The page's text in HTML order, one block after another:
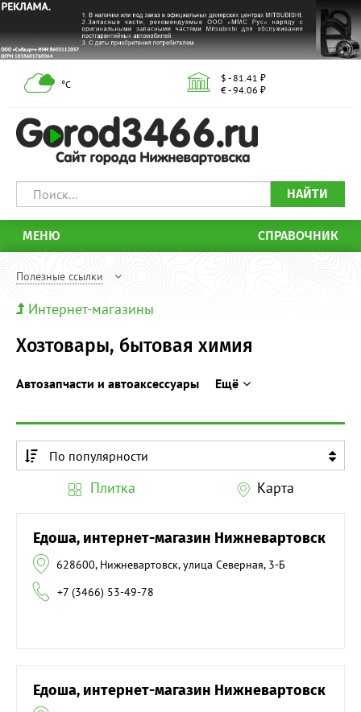
°С
$ - 81.41 ₽
€ - 94.06 ₽
НАЙТИ
МЕНЮ СПРАВОЧНИК
Полезные ссылки
Интернет-магазины
Хозтовары, бытовая химия
Автозапчасти и автоаксессуары Ещё
По популярности
По алфавиту
Плитка Карта
Едоша, интернет-магазин Нижневартовск
628600, Нижневартовск, улица Северная, 3-Б
+7 (3466) 53-49-78
Едоша, интернет-магазин Нижневартовск